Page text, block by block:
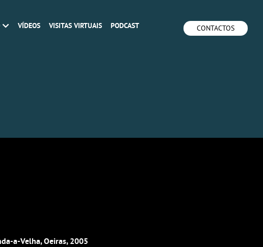
VÍDEOS VISITAS VIRTUAIS PODCAST CONTACTOS
a-Velha, Oeiras, 2005